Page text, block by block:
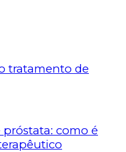
tratamento de
como é